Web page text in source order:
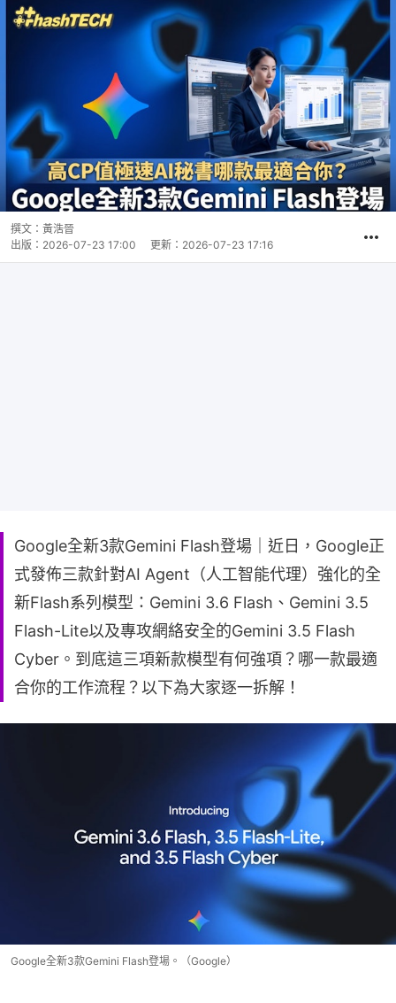
撰文： 黃浩晉
出版： 2026-07-23 17:00 更新： 2026-07-23 17:16
Google全新3款Gemini Flash登場｜近日，Google正
式發佈三款針對AI Agent（人工智能代理）強化的全
新Flash系列模型：Gemini 3.6 Flash、Gemini 3.5
Flash-Lite以及專攻網絡安全的Gemini 3.5 Flash
Cyber。到底這三項新款模型有何強項？哪一款最適
合你的工作流程？以下為大家逐一拆解！
Google全新3款Gemini Flash登場。（Google）